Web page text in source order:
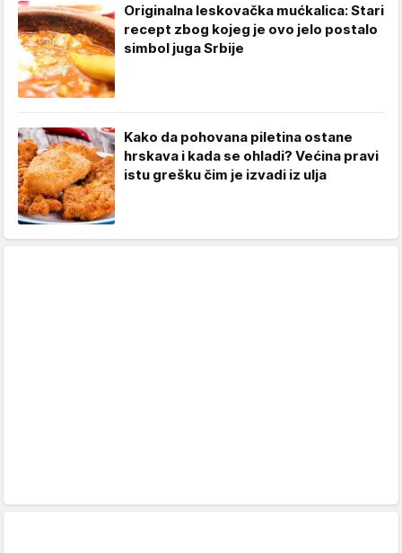
Originalna leskovačka mućkalica: Stari
recept zbog kojeg je ovo jelo postalo
simbol juga Srbije
Kako da pohovana piletina ostane
hrskava i kada se ohladi? Većina pravi
istu grešku čim je izvadi iz ulja